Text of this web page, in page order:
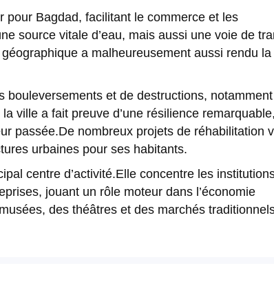
pour Bagdad, facilitant le commerce et les
source vitale d’eau, mais aussi une voie de
a malheureusement aussi rendu la
et de destructions,
ville a fait preuve d’une résilience remarquable,
passée.De nombreux projets de réhabilitation
urbaines pour ses habitants.
centre d’activité.Elle concentre les
jouant un rôle moteur dans l’économie
des théâtres et des marchés